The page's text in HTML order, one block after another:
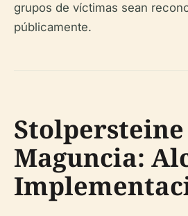
grupos de víctimas sean
públicamente.
Maguncia: